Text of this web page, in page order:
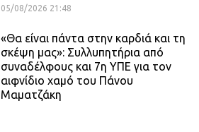
05/08/2026 21:48
«Θα είναι πάντα στην καρδιά και τη
σκέψη μας»: Συλλυπητήρια από
συναδέλφους και 7η ΥΠΕ για τον
αιφνίδιο χαμό του Πάνου
Μαματζάκη